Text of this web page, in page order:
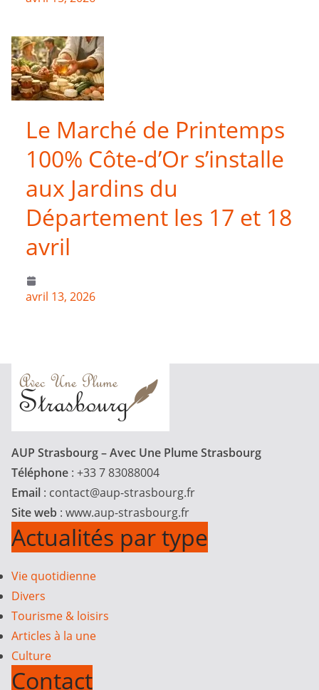
Le Marché de Printemps
100% Côte-d’Or s’installe
aux Jardins du
Département les 17 et 18
avril
avril 13, 2026
AUP Strasbourg – Avec Une Plume Strasbourg
Téléphone : +33 7 83088004
Email : contact@aup-strasbourg.fr
Site web : www.aup-strasbourg.fr
Actualités par type
Vie quotidienne
Divers
Tourisme & loisirs
Articles à la une
Culture
Contact